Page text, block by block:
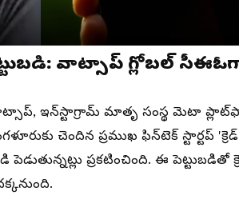
వాట్సాప్ గ్లోబల్
ఇన్‌స్టాగ్రామ్ మాతృ సంస్థ మెటా
చెందిన ప్రముఖ ఫిన్‌టెక్ స్టార్టప్
ప్రకటించింది. ఈ పెట్టుబడితో